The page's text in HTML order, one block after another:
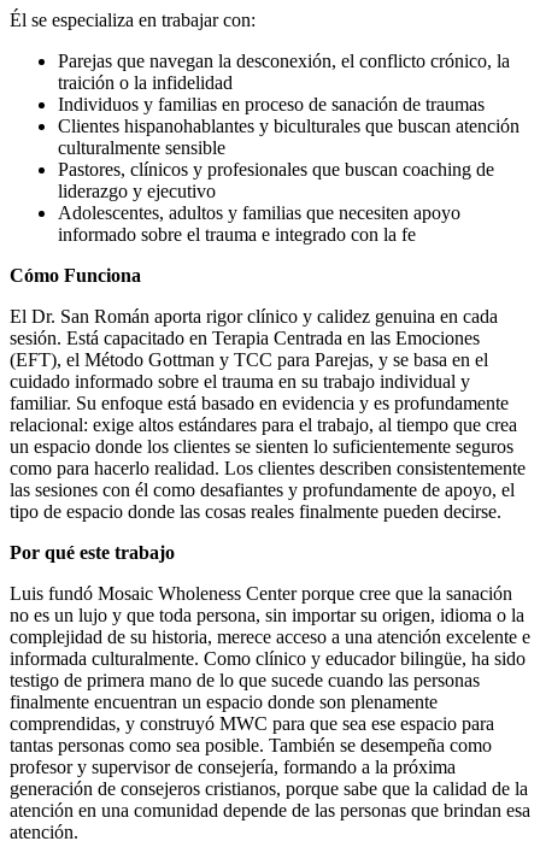
Él se especializa en trabajar con:
Parejas que navegan la desconexión, el conflicto crónico, la
traición o la infidelidad
Individuos y familias en proceso de sanación de traumas
Clientes hispanohablantes y biculturales que buscan atención
culturalmente sensible
Pastores, clínicos y profesionales que buscan coaching de
liderazgo y ejecutivo
Adolescentes, adultos y familias que necesiten apoyo
informado sobre el trauma e integrado con la fe
Cómo Funciona
El Dr. San Román aporta rigor clínico y calidez genuina en cada
sesión. Está capacitado en Terapia Centrada en las Emociones
(EFT), el Método Gottman y TCC para Parejas, y se basa en el
cuidado informado sobre el trauma en su trabajo individual y
familiar. Su enfoque está basado en evidencia y es profundamente
relacional: exige altos estándares para el trabajo, al tiempo que crea
un espacio donde los clientes se sienten lo suficientemente seguros
como para hacerlo realidad. Los clientes describen consistentemente
las sesiones con él como desafiantes y profundamente de apoyo, el
tipo de espacio donde las cosas reales finalmente pueden decirse.
Por qué este trabajo
Luis fundó Mosaic Wholeness Center porque cree que la sanación
no es un lujo y que toda persona, sin importar su origen, idioma o la
complejidad de su historia, merece acceso a una atención excelente e
informada culturalmente. Como clínico y educador bilingüe, ha sido
testigo de primera mano de lo que sucede cuando las personas
finalmente encuentran un espacio donde son plenamente
comprendidas, y construyó MWC para que sea ese espacio para
tantas personas como sea posible. También se desempeña como
profesor y supervisor de consejería, formando a la próxima
generación de consejeros cristianos, porque sabe que la calidad de la
atención en una comunidad depende de las personas que brindan esa
atención.